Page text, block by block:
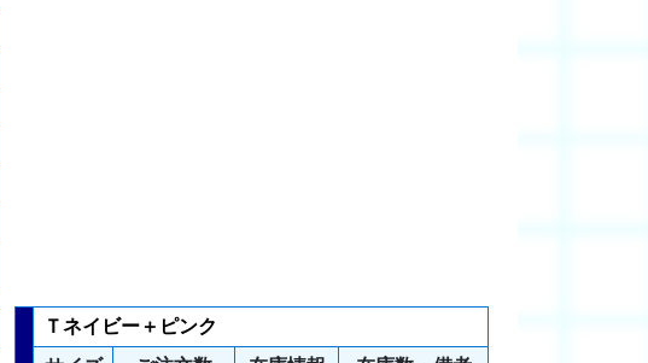
Ｔネイビー＋ピンク